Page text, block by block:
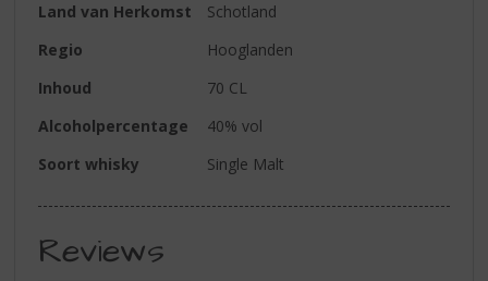
Land van Herkomst
Schotland
Regio
Hooglanden
Inhoud
70 CL
Alcoholpercentage
40% vol
Soort whisky
Single Malt
Reviews